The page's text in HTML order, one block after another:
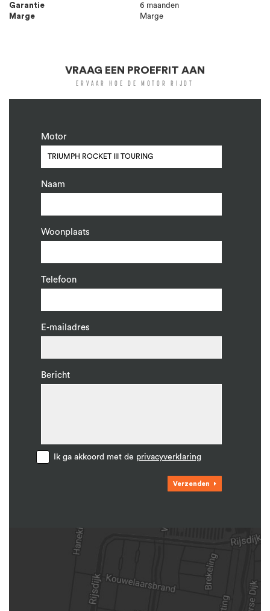
Garantie
6 maanden
Marge
Marge
VRAAG EEN PROEFRIT AAN
ERVAAR HOE DE MOTOR RIJDT
Motor
Naam
Woonplaats
Telefoon
E-mailadres
Bericht
Ik ga akkoord met de privacyverklaring
Verzenden